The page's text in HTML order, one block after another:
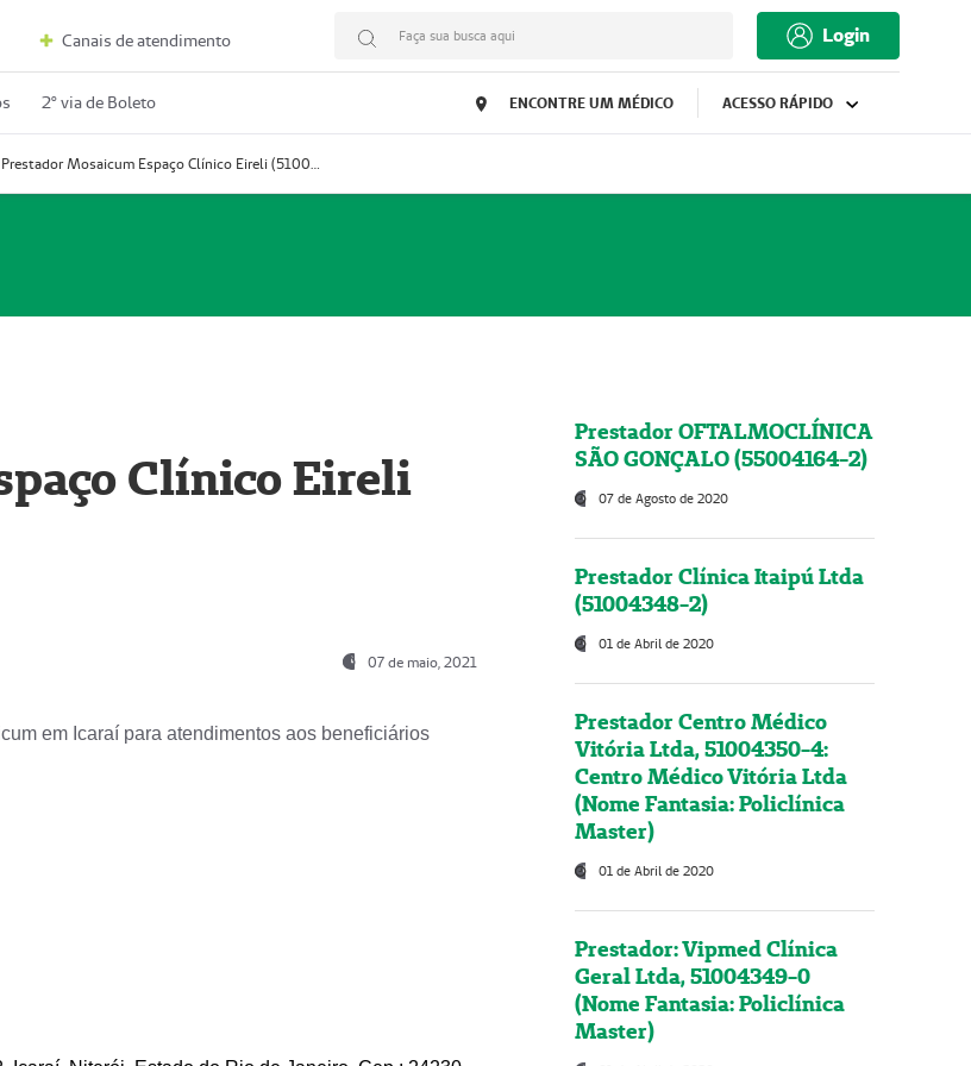
Canais de atendimento Faça sua busca aqui Login
2º via de Boleto ENCONTRE UM MÉDICO ACESSO RÁPIDO
Prestador Mosaicum Espaço Clínico Eireli (51004355-5)
Clínico Eireli
07 de maio, 2021
em Icaraí para atendimentos aos beneficiários
Prestador OFTALMOCLÍNICA
SÃO GONÇALO (55004164-2)
07 de Agosto de 2020
Prestador Clínica Itaipú Ltda
(51004348-2)
01 de Abril de 2020
Prestador Centro Médico
Vitória Ltda, 51004350-4:
Centro Médico Vitória Ltda
(Nome Fantasia: Policlínica
Master)
01 de Abril de 2020
Prestador: Vipmed Clínica
Geral Ltda, 51004349-0
(Nome Fantasia: Policlínica
Master)